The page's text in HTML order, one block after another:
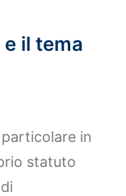
e il tema
in
statuto